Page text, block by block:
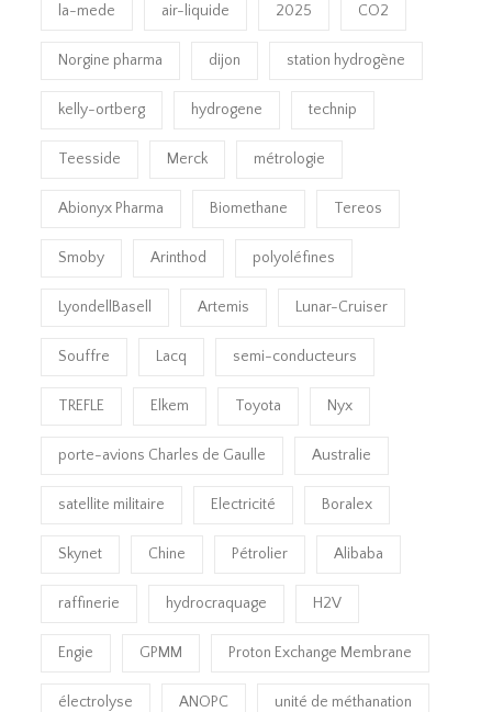
la-mede air-liquide 2025 CO2
Norgine pharma dijon station hydrogène
kelly-ortberg hydrogene technip
Teesside Merck métrologie
Abionyx Pharma Biomethane Tereos
Smoby Arinthod polyoléfines
LyondellBasell Artemis Lunar-Cruiser
Souffre Lacq semi-conducteurs
TREFLE Elkem Toyota Nyx
porte-avions Charles de Gaulle Australie
satellite militaire Electricité Boralex
Skynet Chine Pétrolier Alibaba
raffinerie hydrocraquage H2V
Engie GPMM Proton Exchange Membrane
électrolyse ANOPC unité de méthanation